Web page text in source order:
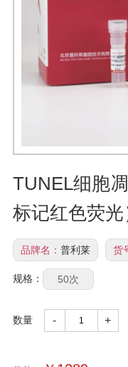
TUNEL细胞
标记红色荧
品牌名： 普利莱 货
规格： 50次
数量 - +